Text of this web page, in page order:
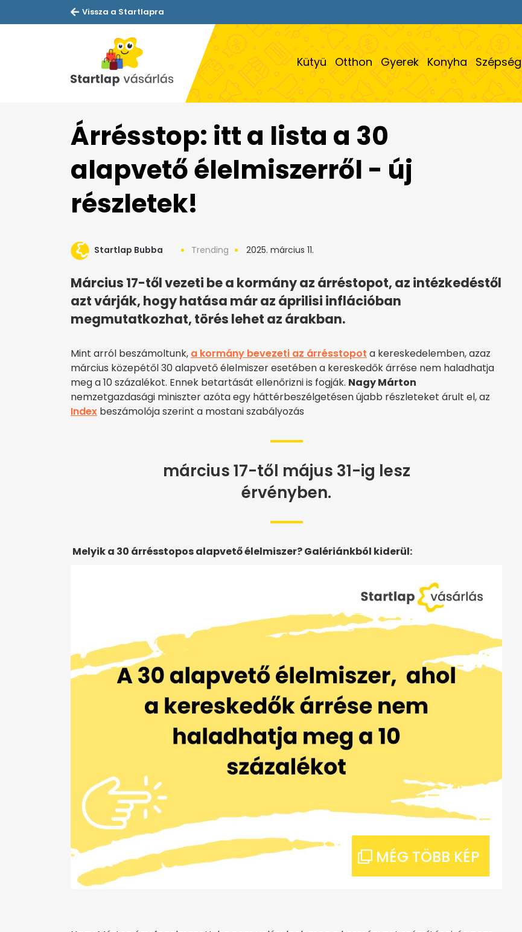
Vissza a Startlapra
Kütyü Otthon Gyerek Konyha Szépség
Árrésstop: itt a lista a 30
alapvető élelmiszerről - új
részletek!
Startlap Bubba Trending 2025. március 11.
Március 17-től vezeti be a kormány az árréstopot, az intézkedéstől
azt várják, hogy hatása már az áprilisi inflációban
megmutatkozhat, törés lehet az árakban.
Mint arról beszámoltunk, a kormány bevezeti az árrésstopot a kereskedelemben, azaz
március közepétől 30 alapvető élelmiszer esetében a kereskedők árrése nem haladhatja
meg a 10 százalékot. Ennek betartását ellenőrizni is fogják. Nagy Márton
nemzetgazdasági miniszter azóta egy háttérbeszélgetésen újabb részleteket árult el, az
Index beszámolója szerint a mostani szabályozás
március 17-től május 31-ig lesz
érvényben.
Melyik a 30 árrésstopos alapvető élelmiszer? Galériánkból kiderül: